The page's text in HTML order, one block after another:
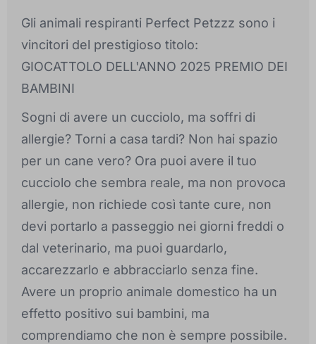
Gli animali respiranti Perfect Petzzz sono i
vincitori del prestigioso titolo:
GIOCATTOLO DELL'ANNO 2025 PREMIO DEI
BAMBINI
Sogni di avere un cucciolo, ma soffri di
allergie? Torni a casa tardi? Non hai spazio
per un cane vero? Ora puoi avere il tuo
cucciolo che sembra reale, ma non provoca
allergie, non richiede così tante cure, non
devi portarlo a passeggio nei giorni freddi o
dal veterinario, ma puoi guardarlo,
accarezzarlo e abbracciarlo senza fine.
Avere un proprio animale domestico ha un
effetto positivo sui bambini, ma
comprendiamo che non è sempre possibile.